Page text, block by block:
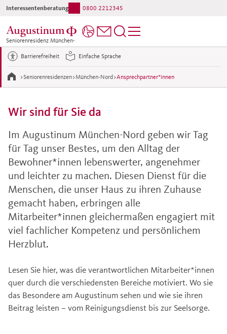
Seniorenresidenz München-
Nord
Interessentenberatung: 0800 2212345
Ihr direkter Kontakt ins Haus: 089 3858-0
>Seniorenresidenzen>München-Nord>Ansprechpartner*innen
Barrierefreiheit Einfache Sprache
Wir sind für Sie da
Im Augustinum München-Nord geben wir Tag
für Tag unser Bestes, um den Alltag der
Bewohner*innen lebenswerter, angenehmer
und leichter zu machen. Diesen Dienst für die
Menschen, die unser Haus zu ihren Zuhause
gemacht haben, erbringen alle
Mitarbeiter*innen gleichermaßen engagiert mit
viel fachlicher Kompetenz und persönlichem
Herzblut.
Lesen Sie hier, was die verantwortlichen Mitarbeiter*innen
quer durch die verschiedensten Bereiche motiviert. Wo sie
das Besondere am Augustinum sehen und wie sie ihren
Beitrag leisten – vom Reinigungsdienst bis zur Seelsorge.